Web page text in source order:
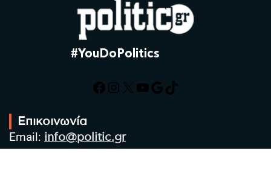
#YouDoPolitics
Facebook
Instagram
X YouTube
Google
TikTok
Επικοινωνία
Email: info@politic.gr
Τηλ: